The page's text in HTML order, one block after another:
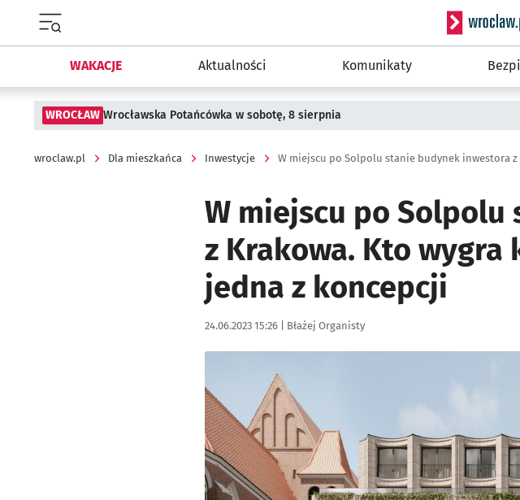
Serwis
WAKACJE Aktualności Komunikaty
WROCŁAW Wrocławska Potańcówka w sobotę, 8 sierpnia
wroclaw.pl Dla mieszkańca Inwestycje
W miejscu po
z Krakowa. Kto
jedna z koncepcji
Data publikacji:
24.06.2023 15:26 | Autor:
Błażej Organisty